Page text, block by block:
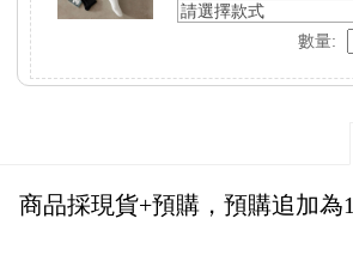
請選擇款式
數量: